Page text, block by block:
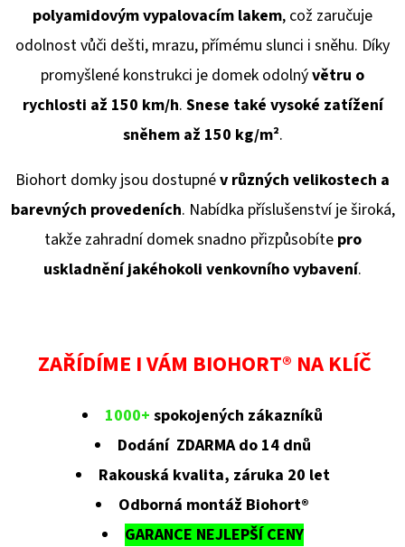
polyamidovým vypalovacím lakem, což zaručuje
odolnost vůči dešti, mrazu, přímému slunci i sněhu. Díky
promyšlené konstrukci je domek odolnývětru o
rychlosti až 150 km/h. Snese také vysoké zatížení
sněhem až 150 kg/m².
Biohort domky jsou dostupnév různých velikostech a
barevných provedeních. Nabídka příslušenství je široká,
takže zahradní domek snadno přizpůsobíte pro
uskladnění jakéhokoli venkovního vybavení.
ZAŘÍDÍME I VÁM BIOHORT® NA KLÍČ
1000+ spokojených zákazníků
Dodání ZDARMA do 14 dnů
Rakouská kvalita, záruka 20 let
Odborná montáž Biohort®
GARANCE NEJLEPŠÍ CENY